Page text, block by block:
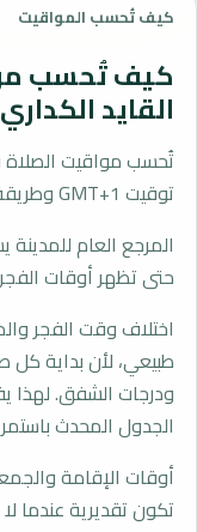
كيف تُحسب المواقيت
كيف تُحسب
القايد
تُحسب مواقيت الصلاة
توقيت GMT+1 وطريقة المغرب.
حتى تظهر أوقات
اختلاف وقت الفجر
طبيعي، لأن بداية كل
ودرجات الشفق. لهذا
الجدول المحدث
أوقات الإقامة
تكون تقديرية عندما